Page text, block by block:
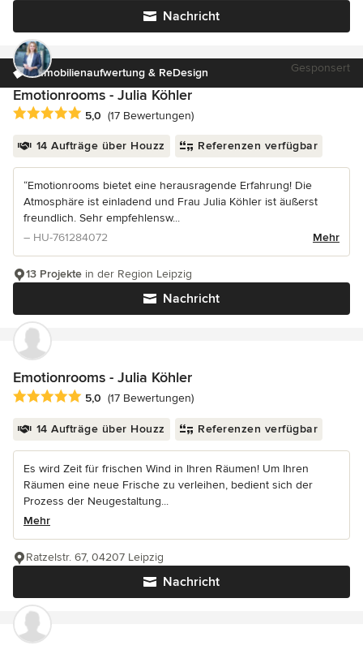
Nachricht
Immobilienaufwertung & ReDesign Gesponsert
Emotionrooms - Julia Köhler
Durchschnittliche Bewertung: 5 von 5 Sternen
5,0 (17 Bewertungen)
14 Aufträge über Houzz Referenzen verfügbar
“Emotionrooms bietet eine herausragende Erfahrung! Die
Atmosphäre ist einladend und Frau Julia Köhler ist äußerst
freundlich. Sehr empfehlensw...
– HU-761284072
Mehr
Nachricht
13 Projekte in der Region Leipzig
Emotionrooms - Julia Köhler
Durchschnittliche Bewertung: 5 von 5 Sternen
5,0 (17 Bewertungen)
14 Aufträge über Houzz Referenzen verfügbar
Es wird Zeit für frischen Wind in Ihren Räumen! Um Ihren
Räumen eine neue Frische zu verleihen, bedient sich der
Prozess der Neugestaltung...
Mehr
Nachricht
Ratzelstr. 67, 04207 Leipzig